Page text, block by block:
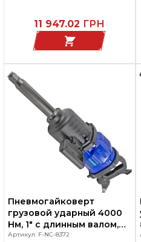
11 947.02 ГРН
Пневмогайковерт
грузовой ударный 4000
Нм, 1" с длинным валом,
FORSAGE F-NC-8372
Артикул: F-NC-8372